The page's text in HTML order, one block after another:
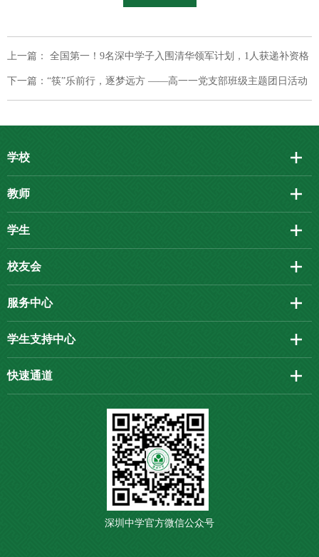
上一篇： 全国第一！9名深中学子入围清华领军计划，1人获递补资格
下一篇：“筷”乐前行，逐梦远方 ——高一一党支部班级主题团日活动
学校
教师
学生
校友会
服务中心
学生支持中心
快速通道
深圳中学官方微信公众号